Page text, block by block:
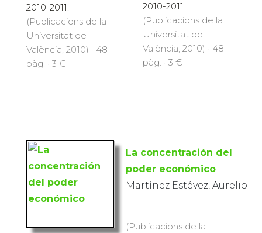
2010-2011.
(Publicacions de la
Universitat de
València, 2010) · 48
pàg. · 3 €
2010-2011.
(Publicacions de la
Universitat de
València, 2010) · 48
pàg. · 3 €
La concentración del
poder económico
Martínez Estévez, Aurelio
(Publicacions de la